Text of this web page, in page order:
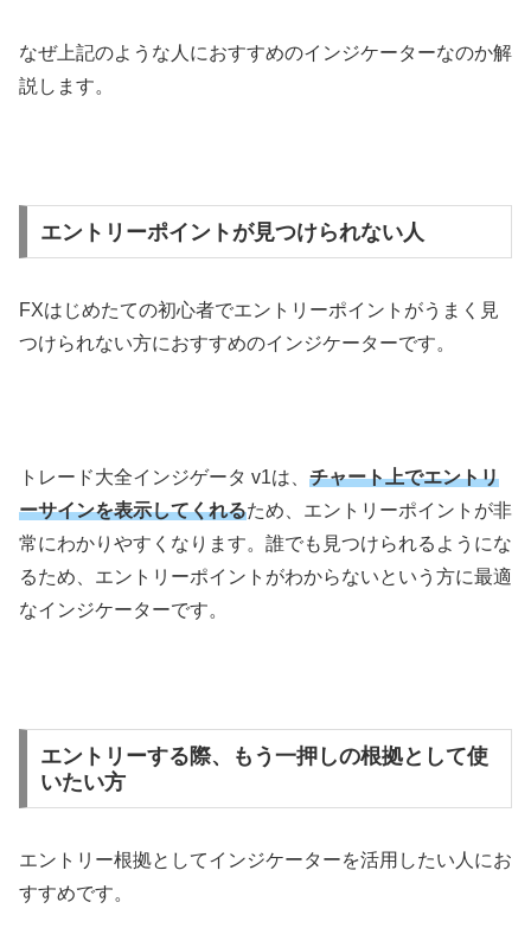
なぜ上記のような人におすすめのインジケーターなのか解
説します。
エントリーポイントが見つけられない人
FXはじめたての初心者でエントリーポイントがうまく見
つけられない方におすすめのインジケーターです。
トレード大全インジゲータ v1は、 チャート上でエントリ
ーサインを表示してくれるため、エントリーポイントが非
常にわかりやすくなります。誰でも見つけられるようにな
るため、エントリーポイントがわからないという方に最適
なインジケーターです。
エントリーする際、もう一押しの根拠として使
いたい方
エントリー根拠としてインジケーターを活用したい人にお
すすめです。